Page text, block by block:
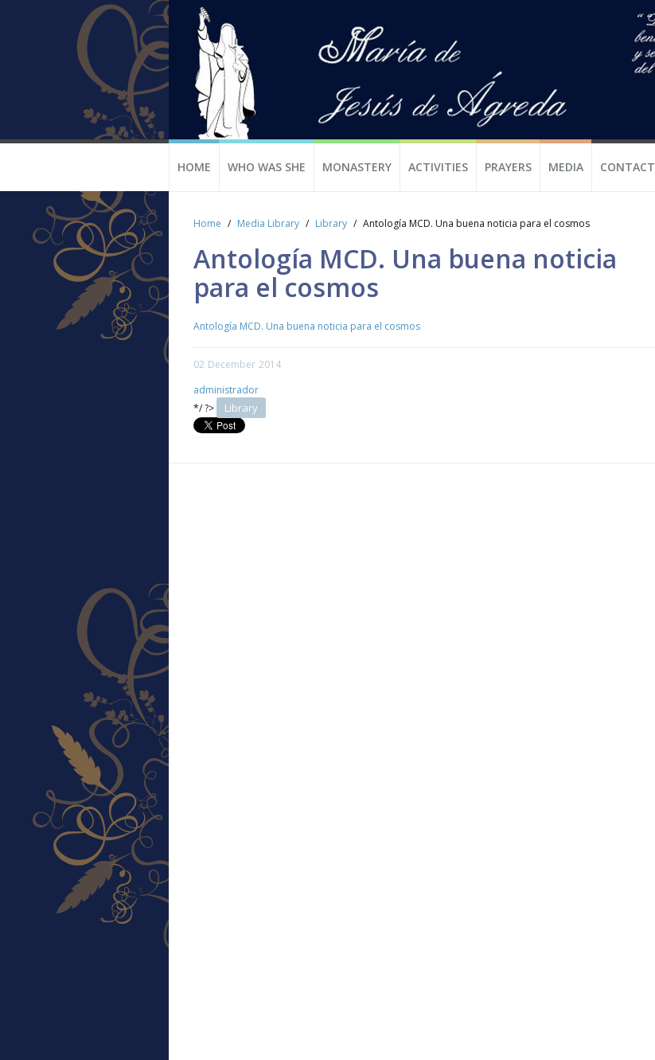
HOME WHO WAS SHE MONASTERY ACTIVITIES PRAYERS MEDIA CONTACT
Home Media Library Library Antología MCD. Una buena noticia para el cosmos
Antología MCD. Una buena noticia
para el cosmos
Antología MCD. Una buena noticia para el cosmos
02 December 2014
administrador
*/ ?>
Library